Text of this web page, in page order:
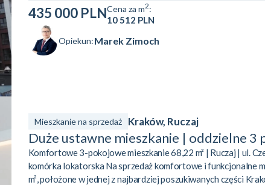
435 000 PLNCena za m2:
10 512 PLN
Opiekun:Marek Zimoch
Mieszkanie na sprzedaż Kraków, Ruczaj
Duże ustawne mieszkanie | oddzielne 3
Komfortowe 3-pokojowe mieszkanie 68,22 m² | Ruczaj | ul.
komórka lokatorska Na sprzedaż komfortowe i funkcjonalne
m², położone w jednej z najbardziej poszukiwanych części